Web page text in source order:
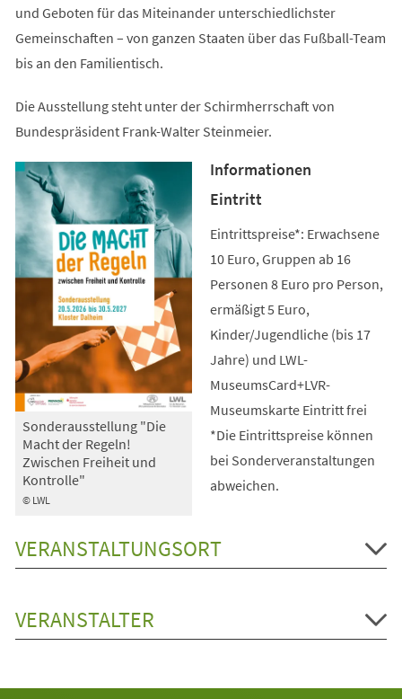
und Geboten für das Miteinander unterschiedlichster
Gemeinschaften – von ganzen Staaten über das Fußball-Team
bis an den Familientisch.
Die Ausstellung steht unter der Schirmherrschaft von
Bundespräsident Frank-Walter Steinmeier.
© LWL
Sonderausstellung "Die
Macht der Regeln!
Zwischen Freiheit und
Kontrolle"
Informationen
Eintritt
Eintrittspreise*: Erwachsene
10 Euro, Gruppen ab 16
Personen 8 Euro pro Person,
ermäßigt 5 Euro,
Kinder/Jugendliche (bis 17
Jahre) und LWL-
MuseumsCard+LVR-
Museumskarte Eintritt frei
*Die Eintrittspreise können
bei Sonderveranstaltungen
abweichen.
VERANSTALTUNGSORT
VERANSTALTER